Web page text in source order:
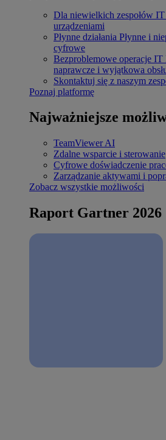
Dla niewielkich zespołów IT
urządzeniami
Płynne działania Płynne i
cyfrowe
Bezproblemowe operacje IT
naprawcze i wyjątkowa
Skontaktuj się z naszym
Poznaj platformę
Najważniejsze
TeamViewer AI
Zdalne wsparcie i sterowanie
Cyfrowe doświadczenie
Zarządzanie aktywami i
Zobacz wszystkie możliwości
Raport Gartner 2026